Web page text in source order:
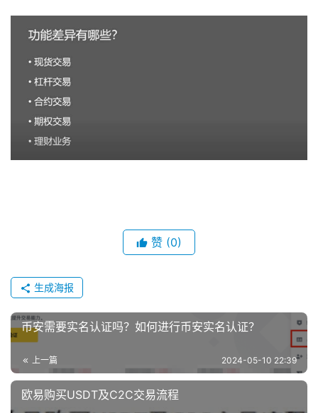
赞 (0)
生成海报
币安需要实名认证吗？如何进行币安实名认证？
上一篇 2024-05-10 22:39
欧易购买USDT及C2C交易流程